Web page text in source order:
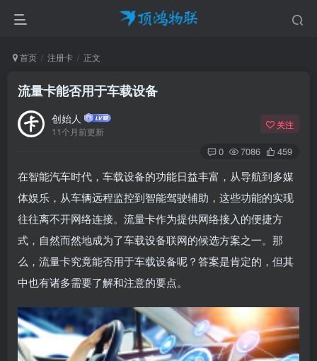
首页 注册卡 正文
流量卡能否用于车载设备
创始人
11个月前更新
关注
0 7086 459
在智能汽车时代，车载设备的功能日益丰富，从导航到多媒
体娱乐，从车辆远程监控到智能驾驶辅助，这些功能的实现
往往离不开网络连接。流量卡作为提供网络接入的便捷方
式，自然而然地成为了车载设备联网的候选方案之一。那
么，流量卡究竟能否用于车载设备呢？答案是肯定的，但其
中也有诸多需要了解和注意的要点。